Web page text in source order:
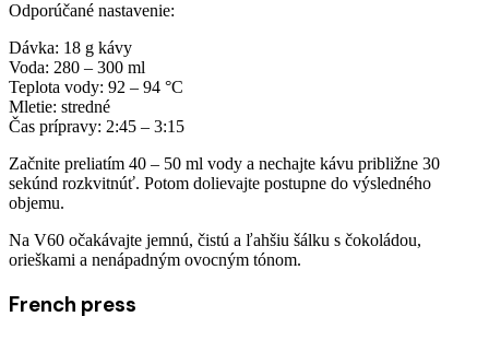
Odporúčané nastavenie:
Dávka: 18 g kávy
Voda: 280 – 300 ml
Teplota vody: 92 – 94 °C
Mletie: stredné
Čas prípravy: 2:45 – 3:15
Začnite preliatím 40 – 50 ml vody a nechajte kávu približne 30
sekúnd rozkvitnúť. Potom dolievajte postupne do výsledného
objemu.
Na V60 očakávajte jemnú, čistú a ľahšiu šálku s čokoládou,
orieškami a nenápadným ovocným tónom.
French press